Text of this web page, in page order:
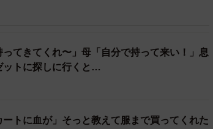
への一泊旅行の旅のしおり。ウキウキする気
敵な内容だが、持ち主は東京見物している間
しまった跡もせつないこの旅のしおりに、
てきてくれ〜」母「自分で持って来い！」息
トに探しに行くと…
トに血が」そっと教えて服まで買ってくれた